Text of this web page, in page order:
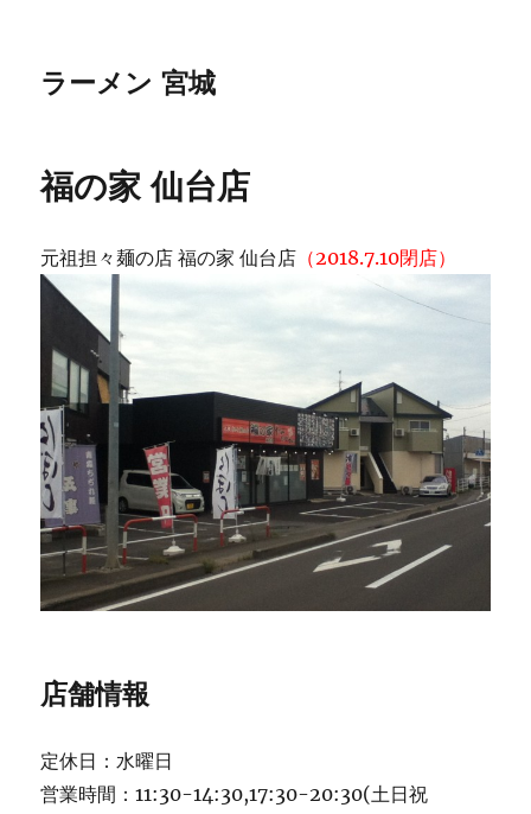
ラーメン 宮城
福の家 仙台店
元祖担々麺の店 福の家 仙台店 （2018.7.10閉店）
店舗情報
定休日：水曜日
営業時間：11:30-14:30,17:30-20:30(土日祝